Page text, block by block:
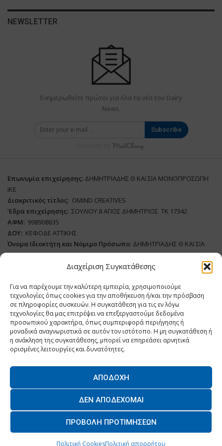
Διαχείριση Συγκατάθεσης
Για να παρέχουμε την καλύτερη εμπειρία, χρησιμοποιούμε
τεχνολογίες όπως cookies για την αποθήκευση ή/και την πρόσβαση
σε πληροφορίες συσκευών. Η συγκατάθεση για τις εν λόγω
τεχνολογίες θα μας επιτρέψει να επεξεργαστούμε δεδομένα
προσωπικού χαρακτήρα, όπως συμπεριφορά περιήγησης ή
μοναδικά αναγνωριστικά σε αυτόν τον ιστότοπο. Η μη συγκατάθεση ή
η ανάκληση της συγκατάθεσης, μπορεί να επηρεάσει αρνητικά
ορισμένες λειτουργίες και δυνατότητες.
ΑΠΟΔΟΧΉ
ΔΕΝ ΑΠΟΔΈΧΟΜΑΙ
ΠΡΟΒΟΛΉ ΠΡΟΤΙΜΉΣΕΩΝ
Πολιτική CookiesΠολιτική απορρήτου
NEWSLETTER
Ενημερωθείτε πρώτοι για όλα τα νέα του Dairy
News.
Subscribe
Επωνυμία επιχείρησης: ΔΗΜΗΤΡΙΑΔΗΣ Θ ΚΑΙ ΣΙΑ ΜΟΝΟΠΡΟΣΩΠΗ
ΙΚΕ
Διακριτικός τίτλος: ΟΜΙΝD CREATIVES
‘Eδρα επιχείρησης: ΣΟΥΛΙΟΥ 8 ΑΓΙΟΣ ΔΗΜΗΤΡΙΟΣ ΤΚ 17342
ΑΦΜ: 998908635
ΔΟΥ: ΚΕΦΟΔΕ ΑΤΤΙΚΗΣ
Όνομα Ιδιοκτήτη και Νόμιμο Πρόσωπο: ΔΗΜΗΤΡΙΑΔΗΣ Θ ΚΑΙ ΣΙΑ
ΜΟΝΟΠΡΟΣΩΠΗ ΙΚΕ
Domain:www.dairynews.gr
Δικαιούχος Domain:ΔΗΜΗΤΡΙΑΔΗΣ Θ ΚΑΙ ΣΙΑ ΜΟΝΟΠΡΟΣΩΠΗ ΙΚΕ
Διευθυντής: ΕΥΘΥΜΙΑΤΟΥ ΜΑΡΙΑ
Διαχειριστής:ΕΥΘΥΜΙΑΤΟΥ ΜΑΡΙΑ
Δήλωση Συμμόρφωσης
ΕΠΙΧΕΙΡΗΣΕΙΣ
ΕΠΙΚΟΙΝΩΝΙΑ
© 2026 - All Rights Reserved. -Πολιτική Απορρήτου
Powered byBYTE A COOKIE